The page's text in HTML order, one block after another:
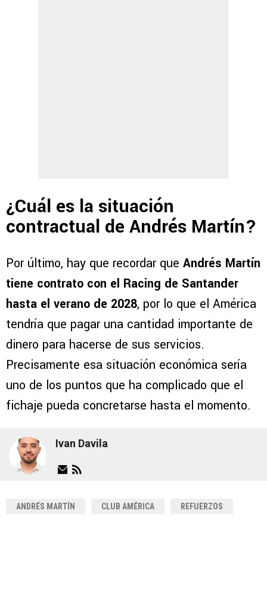
¿Cuál es la situación
contractual de Andrés Martín?
Por último, hay que recordar que Andrés Martín
tiene contrato con el Racing de Santander
hasta el verano de 2028, por lo que el América
tendría que pagar una cantidad importante de
dinero para hacerse de sus servicios.
Precisamente esa situación económica sería
uno de los puntos que ha complicado que el
fichaje pueda concretarse hasta el momento.
Ivan Davila
ANDRÉS MARTÍN CLUB AMÉRICA REFUERZOS